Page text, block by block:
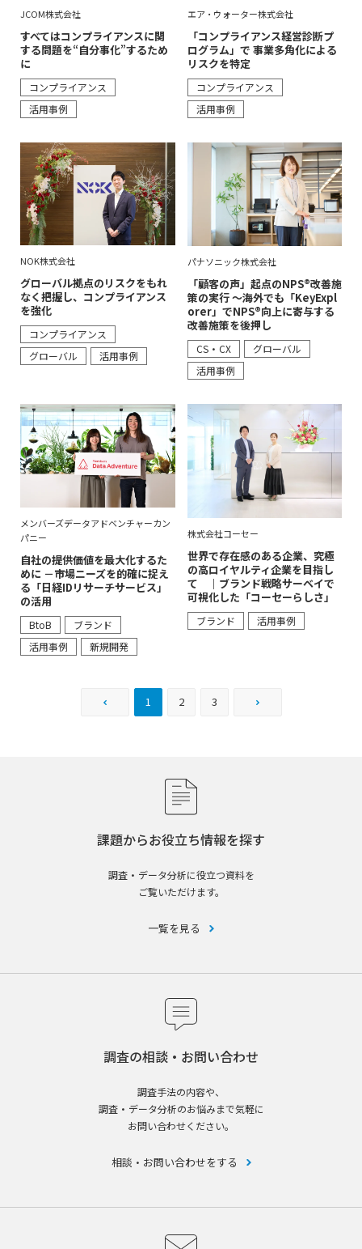
JCOM株式会社
すべてはコンプライアンスに関
する問題を“自分事化”するため
に
コンプライアンス
活用事例
エア・ウォーター株式会社
「コンプライアンス経営診断プ
ログラム」で 事業多角化による
リスクを特定
コンプライアンス
活用事例
NOK株式会社
グローバル拠点のリスクをもれ
なく把握し、コンプライアンス
を強化
コンプライアンス
グローバル
活用事例
パナソニック株式会社
「顧客の声」起点のNPS®改善施
策の実行 ～海外でも「KeyExpl
orer」でNPS®向上に寄与する
改善施策を後押し
CS・CX
グローバル
活用事例
メンバーズデータアドベンチャーカン
パニー
自社の提供価値を最大化するた
めに －市場ニーズを的確に捉え
る「日経IDリサーチサービス」
の活用
BtoB
ブランド
活用事例
新規開発
株式会社コーセー
世界で存在感のある企業、究極
の高ロイヤルティ企業を目指し
て ｜ブランド戦略サーベイで
可視化した「コーセーらしさ」
ブランド 活用事例
前へ 1 2 3 次へ
課題からお役立ち情報を探す
調査・データ分析に役立つ資料を
ご覧いただけます。
一覧を見る
調査の相談・お問い合わせ
調査手法の内容や、
調査・データ分析のお悩みまで気軽に
お問い合わせください。
相談・お問い合わせをする